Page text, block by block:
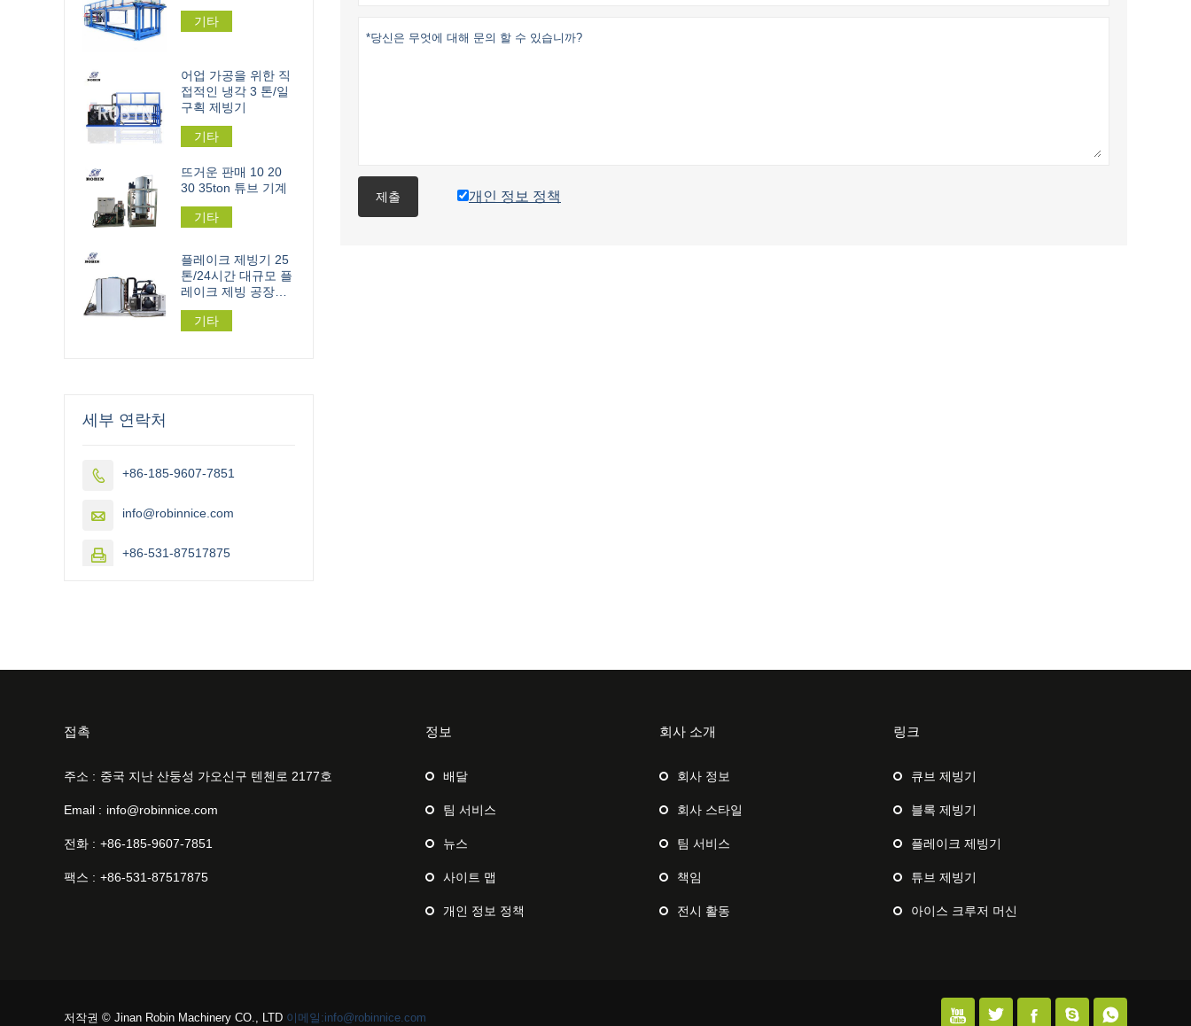
제출 개인 정보 정책
기타
어업 가공을 위한 직
접적인 냉각 3 톤/일
구획 제빙기
기타
뜨거운 판매 10 20
30 35ton 튜브 기계
기타
플레이크 제빙기 25
톤/24시간 대규모 플
레이크 제빙 공장용
162.5kw
기타
세부 연락처
 +86-185-9607-7851
 info@robinnice.com
 +86-531-87517875
접촉
주소 : 중국 지난 산둥성 가오신구 텐첸로 2177호
Email : info@robinnice.com
전화 : +86-185-9607-7851
팩스 : +86-531-87517875
정보
배달
팀 서비스
뉴스
사이트 맵
개인 정보 정책
회사 소개
회사 정보
회사 스타일
팀 서비스
책임
전시 활동
링크
큐브 제빙기
블록 제빙기
플레이크 제빙기
튜브 제빙기
아이스 크루저 머신
    
저작권 © Jinan Robin Machinery CO., LTD 이메일:info@robinnice.com